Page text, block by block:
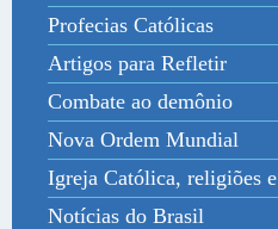
Profecias Católicas
Artigos para Refletir
Combate ao demônio
Nova Ordem Mundial
Igreja Católica, religiões
Notícias do Brasil